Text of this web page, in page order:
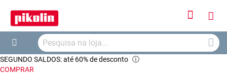
Iniciar
Meu
Search
SEGUNDO SALDOS: até 60% de desconto ⓘ
COMPRAR